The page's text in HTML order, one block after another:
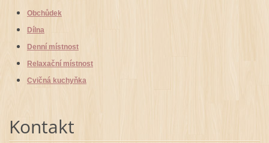
Obchůdek
Dílna
Denní místnost
Relaxační místnost
Cvičná kuchyňka
Kontakt